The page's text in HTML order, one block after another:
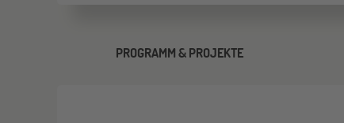
PROGRAMM & PROJEKTE